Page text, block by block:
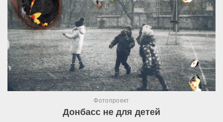
Фотопроект
Донбасс не для детей